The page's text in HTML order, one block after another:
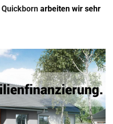
Quickborn arbeiten wir sehr